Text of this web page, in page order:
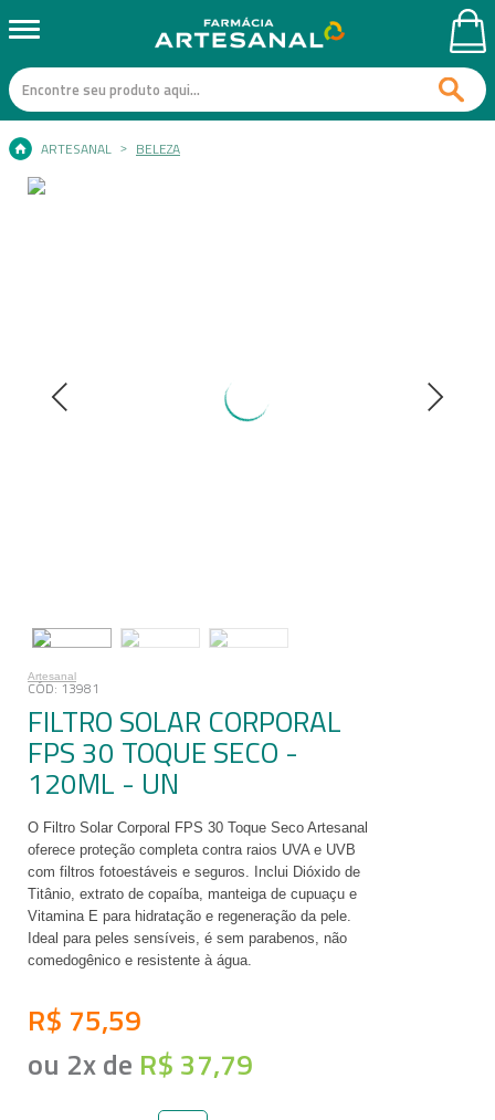
ARTESANAL BELEZA
Artesanal
13981
FILTRO SOLAR CORPORAL
FPS 30 TOQUE SECO -
120ML - UN
O Filtro Solar Corporal FPS 30 Toque Seco Artesanal
oferece proteção completa contra raios UVA e UVB
com filtros fotoestáveis e seguros. Inclui Dióxido de
Titânio, extrato de copaíba, manteiga de cupuaçu e
Vitamina E para hidratação e regeneração da pele.
Ideal para peles sensíveis, é sem parabenos, não
comedogênico e resistente à água.
R$ 75,59
ou 2xde R$ 37,79